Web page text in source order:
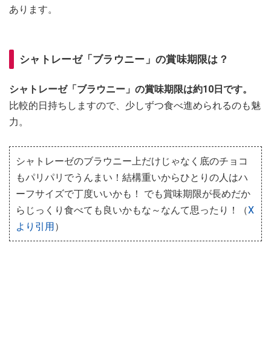
あります。
シャトレーゼ「ブラウニー」の賞味期限は？
シャトレーゼ「ブラウニー」の賞味期限は約10日です。
比較的日持ちしますので、少しずつ食べ進められるのも魅
力。
シャトレーゼのブラウニー上だけじゃなく底のチョコ
もパリパリでうんまい！結構重いからひとりの人はハ
ーフサイズで丁度いいかも！ でも賞味期限が長めだか
らじっくり食べても良いかもな～なんて思ったり！（X
より引用 ）